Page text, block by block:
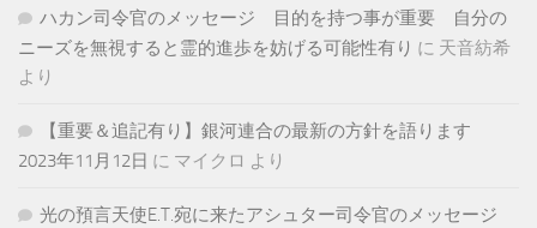
ハカン司令官のメッセージ 目的を持つ事が重要 自分の
ニーズを無視すると霊的進歩を妨げる可能性有り に 天音紡希
より
【重要＆追記有り】銀河連合の最新の方針を語ります
2023年11月12日 に マイクロ より
光の預言天使E.T.宛に来たアシュター司令官のメッセージ